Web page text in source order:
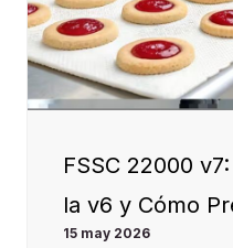
FSSC 22000
la v6 y Cómo
15 may 2026